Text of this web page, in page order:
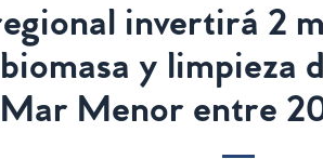
invertirá 2
y limpieza
Mar Menor entre